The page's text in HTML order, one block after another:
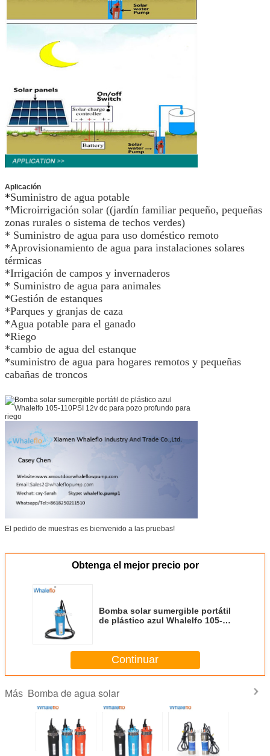
Aplicación
*Suministro de agua potable
*Microirrigación solar ((jardín familiar pequeño, pequeñas
zonas rurales o sistema de techos verdes)
* Suministro de agua para uso doméstico remoto
*Aprovisionamiento de agua para instalaciones solares
térmicas
*Irrigación de campos y invernaderos
* Suministro de agua para animales
*Gestión de estanques
*Parques y granjas de caza
*Agua potable para el ganado
*Riego
*cambio de agua del estanque
*suministro de agua para hogares remotos y pequeñas
cabañas de troncos
El pedido de muestras es bienvenido a las pruebas!
Obtenga el mejor precio por
Bomba solar sumergible portátil
de plástico azul Whalelfo 105-
Continuar
Más Bomba de agua solar